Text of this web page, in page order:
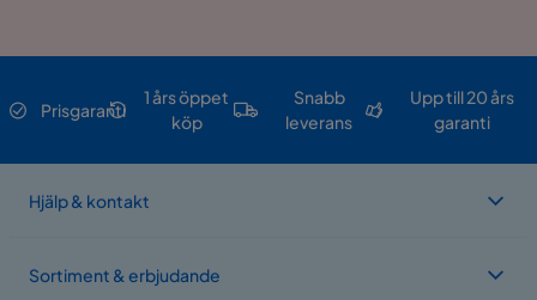
Prisgaranti
1 års öppet
köp
Snabb
leverans
Upp till 20 års
garanti
Hjälp & kontakt
Sortiment & erbjudande